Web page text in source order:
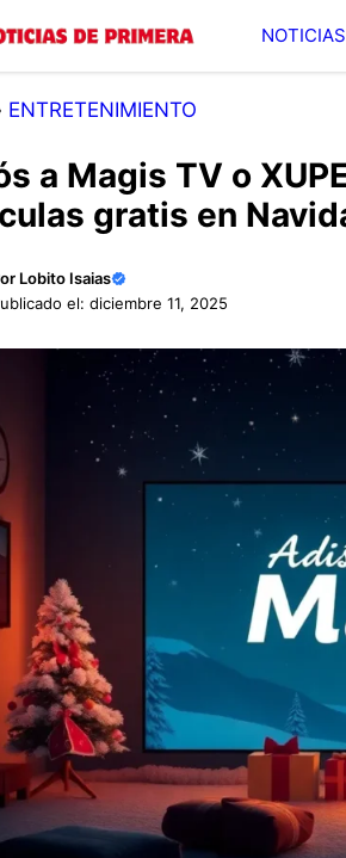
NOTICIAS
ENTRETENIMIENTO
a Magis TV o
gratis en
Lobito Isaias
el: diciembre 11, 2025